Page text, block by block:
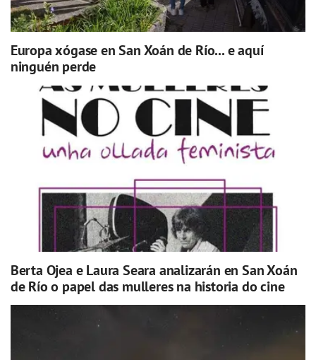
Europa xógase en San Xoán de Río... e aquí
ninguén perde
Berta Ojea e Laura Seara analizarán en San Xoán
de Río o papel das mulleres na historia do cine